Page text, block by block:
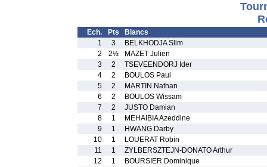
Ech. Pts
Blancs
1
3
BELKHODJA Slim
2
2½
MAZET Julien
3
2
TSEVEENDORJ Ider
4
2
BOULOS Paul
5
2
MARTIN Nathan
6
2
BOULOS Wissam
7
2
JUSTO Damian
8
1
MEHAIBIA Azeddine
9
1
HWANG Darby
10
1
LOUERAT Robin
11
1
ZYLBERSZTEJN-DONATO Arthur
12
1
BOURSIER Dominique